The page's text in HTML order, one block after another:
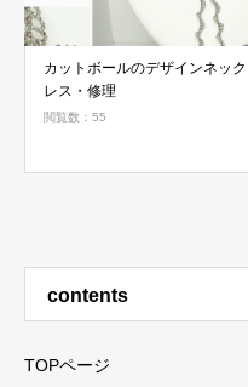
カットボールのデザインネック
レス・修理
閲覧数：55
contents
TOPページ